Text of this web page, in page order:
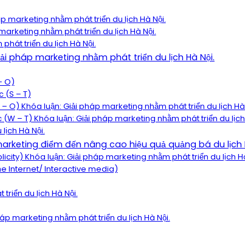
marketing nhằm phát triển du lịch Hà Nội.
nhằm phát triển du lịch Hà Nội.
triển du lịch Hà Nội.
pháp marketing nhằm phát triển du lịch Hà Nội.
O)
(S – T)
O) Khóa luận: Giải pháp marketing nhằm phát triển du lịch Hà
– T) Khóa luận: Giải pháp marketing nhằm phát triển du lịch
Hà Nội.
điểm đến nâng cao hiệu quả quảng bá du lịch
Khóa luận: Giải pháp marketing nhằm phát triển du lịch
Internet/ Interactive media)
du lịch Hà Nội.
marketing nhằm phát triển du lịch Hà Nội.